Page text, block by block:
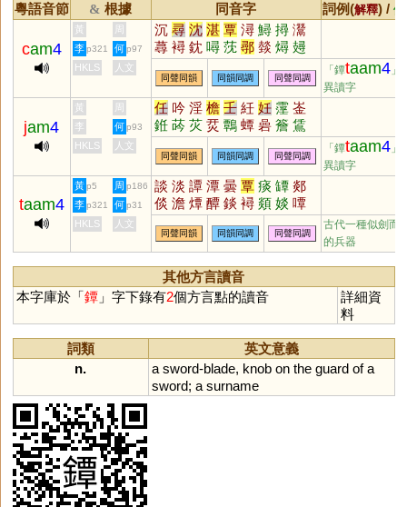
粵語音節 & 根據 同音字 詞例(解釋) /
cam4
黃 周 沉 尋 沈 湛 覃 潯 鱘 撏 灊
蕁 襑 鈂 噚 莐 鄩 燅 燖 攳
鬵 枔 璕 爓
李 p321 何 p97
HKLS 人文
同聲同韻 同韻同調 同聲同調
「鐔taam4 」
異讀字
jam4
黃 周 任 吟 淫 檐 壬 紝 妊 霪 崟
銋 荶 苂 烎 鷣 蟫 碞 簷 鵀
婬 冘
李 何 p93
HKLS 人文
同聲同韻 同韻同調 同聲同調
「鐔taam4 」
異讀字
taam4
黃 p5 周 p186 談 淡 譚 潭 曇 覃 痰 罈 郯
倓 澹 燂 醰 錟 襑 顃 婒 嘾
埮 橝 惔 憛 藫 蟫 餤
李 p321 何 p31
HKLS 人文
同聲同韻 同韻同調 同聲同調
古代一種似劍而
的兵器
其他方言讀音
本字庫於「鐔」字下錄有2個方言點的讀音
詳細資
料
詞類
英文意義
n.
a sword-blade, knob on the guard of a
sword; a surname